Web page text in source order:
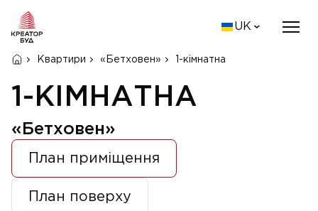
UK
Квартири «Бетховен» 1-кімнатна
1-КІМНАТНА
«Бетховен»
План приміщення
План поверху